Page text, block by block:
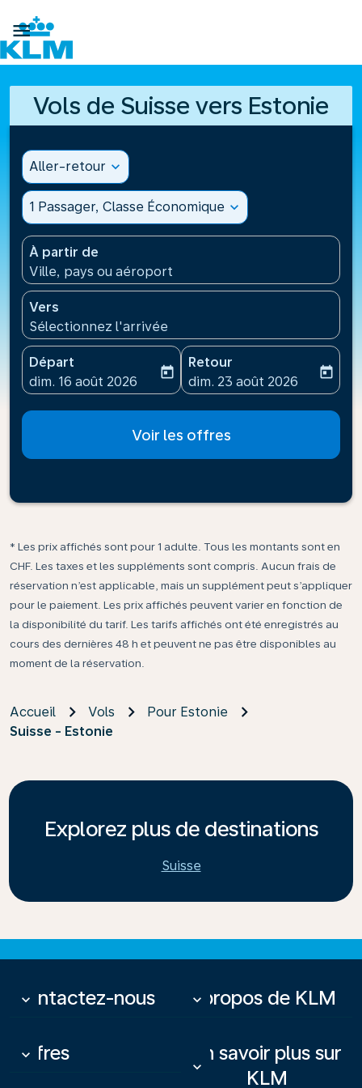

Vols de Suisse vers Estonie
Aller-retour expand_more
1 Passager, Classe Économique expand_more
À partir de
Ville, pays ou aéroport
Vers
Sélectionnez l'arrivée
Départ
fc-booking-departure-date-aria-label
dim. 16 août 2026
today
Retour
fc-booking-return-date-
dim. 23 août 2026
today
Voir les offres
* Les prix affichés sont pour 1 adulte. Tous les montants sont en
CHF. Les taxes et les suppléments sont compris. Aucun frais de
réservation n’est applicable, mais un supplément peut s’appliquer
pour le paiement. Les prix affichés peuvent varier en fonction de
la disponibilité du tarif. Les tarifs affichés ont été enregistrés au
cours des dernières 48 h et peuvent ne pas être disponibles au
moment de la réservation.
Accueil Vols
Pour Estonie
Suisse - Estonie
Explorez plus de destinations
Suisse
Contactez-nous
keyboard_arrow_down À propos de KLM
keyboard_arrow_down
Offres
keyboard_arrow_down
En savoir plus sur
KLM
keyboard_arrow_down